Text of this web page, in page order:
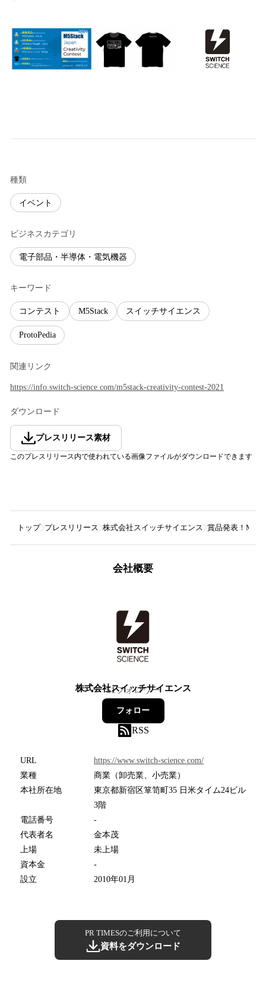
種類
イベント
ビジネスカテゴリ
電子部品・半導体・電気機器
キーワード
コンテスト M5Stack スイッチサイエンス
ProtoPedia
関連リンク
https://info.switch-science.com/m5stack-creativity-contest-2021
ダウンロード
プレスリリース素材
このプレスリリース内で使われている画像ファイルがダウンロードできます
トップ プレスリリース 株式会社スイッチサイエンス 賞品発表！
会社概要
株式会社スイッチサイエンス
51フォロワー
フォロー
RSS
URL
https://www.switch-science.com/
業種
商業（卸売業、小売業）
本社所在地
東京都新宿区箪笥町35 日米タイム24ビル
3階
電話番号
-
代表者名
金本茂
上場
未上場
資本金
-
設立
2010年01月
PR TIMESのご利用について
資料をダウンロード